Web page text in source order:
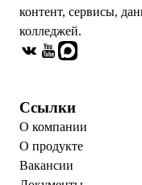
контент, сервисы,
колледжей.
Ссылки
О компании
О продукте
Вакансии